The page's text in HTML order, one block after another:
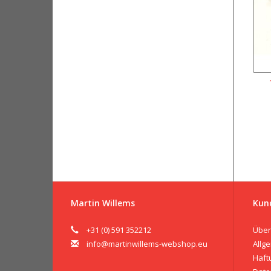
Martin Willems
+31 (0) 591 352212
info@martinwillems-webshop.eu